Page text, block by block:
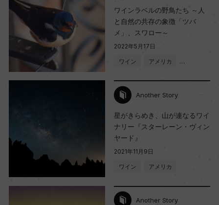
ワインラベルの野鳥たち ～人
と自然の共存の象徴「ツバ
メ」、スワロー～
2022年5月17日
ワイン アメリカ …
Another Story
星がきらめき、山が連なるワイ
ナリー『スターレーン・ヴィン
ヤード』
2021年11月9日
ワイン アメリカ
Another Story